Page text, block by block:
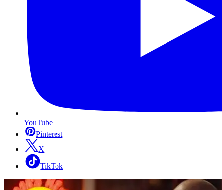
YouTube
Pinterest
X
TikTok